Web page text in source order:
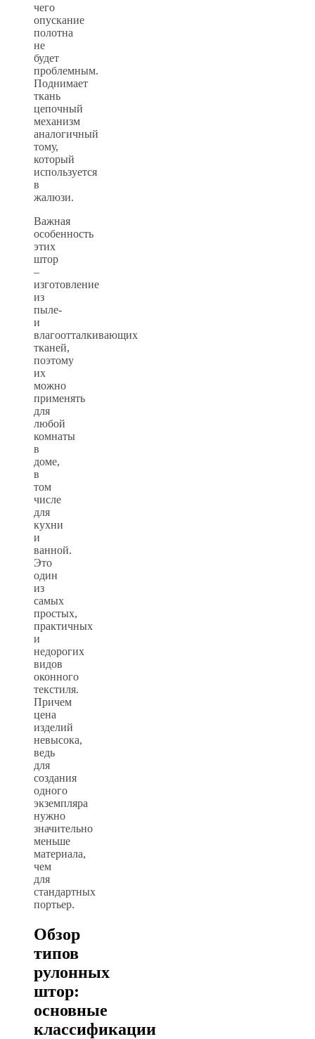
чего
опускание
полотна
не
будет
проблемным.
Поднимает
ткань
цепочный
механизм
аналогичный
тому,
который
используется
в
жалюзи.
Важная
особенность
этих
штор
–
изготовление
из
пыле-
и
влагоотталкивающих
тканей,
поэтому
их
можно
применять
для
любой
комнаты
в
доме,
в
том
числе
для
кухни
и
ванной.
Это
один
из
самых
простых,
практичных
и
недорогих
видов
оконного
текстиля.
Причем
цена
изделий
невысока,
ведь
для
создания
одного
экземпляра
нужно
значительно
меньше
материала,
чем
для
стандартных
портьер.
Обзор
типов
рулонных
штор:
основные
классификации